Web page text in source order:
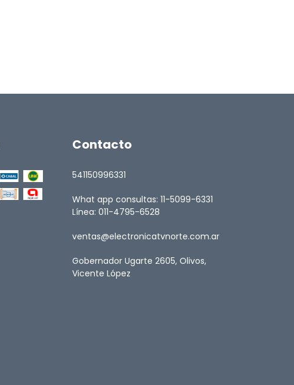
Contacto
541150996331
What app consultas: 11-5099-6331
Línea: 011-4795-6528
ventas@electronicatvnorte.com.ar
Gobernador Ugarte 2605, Olivos,
Vicente López